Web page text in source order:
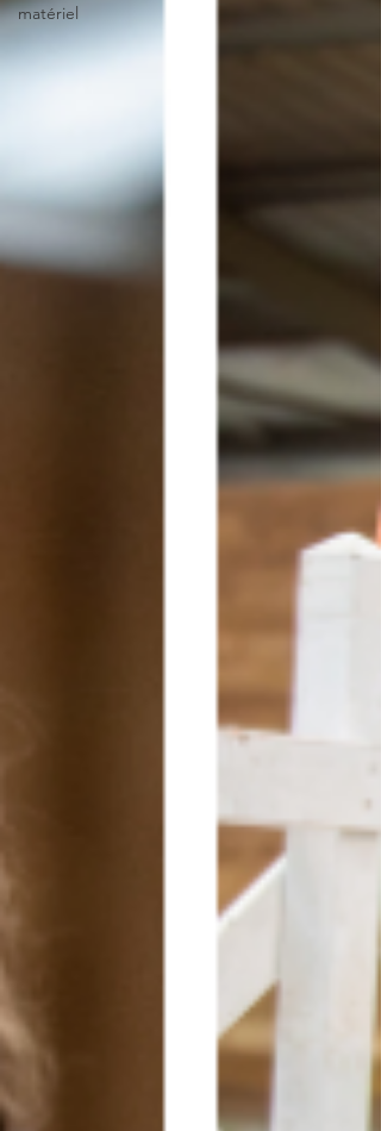
matériel